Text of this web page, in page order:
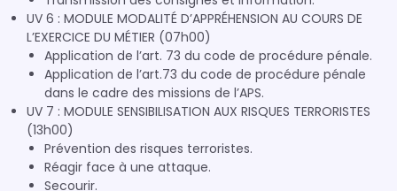
UV 6 : MODULE MODALITÉ D’APPRÉHENSION AU COURS DE
L’EXERCICE DU MÉTIER (07h00)
Application de l’art. 73 du code de procédure pénale.
Application de l’art.73 du code de procédure pénale
dans le cadre des missions de l’APS.
UV 7 : MODULE SENSIBILISATION AUX RISQUES TERRORISTES
(13h00)
Prévention des risques terroristes.
Réagir face à une attaque.
Secourir.